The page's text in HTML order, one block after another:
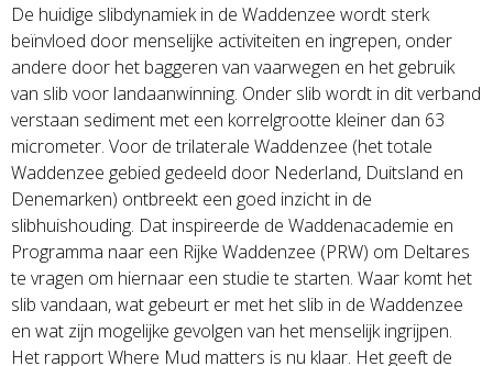
De huidige slibdynamiek in de Waddenzee wordt sterk
beïnvloed door menselijke activiteiten en ingrepen, onder
andere door het baggeren van vaarwegen en het gebruik
van slib voor landaanwinning. Onder slib wordt in dit verband
verstaan sediment met een korrelgrootte kleiner dan 63
micrometer. Voor de trilaterale Waddenzee (het totale
Waddenzee gebied gedeeld door Nederland, Duitsland en
Denemarken) ontbreekt een goed inzicht in de
slibhuishouding. Dat inspireerde de Waddenacademie en
Programma naar een Rijke Waddenzee (PRW) om Deltares
te vragen om hiernaar een studie te starten. Waar komt het
slib vandaan, wat gebeurt er met het slib in de Waddenzee
en wat zijn mogelijke gevolgen van het menselijk ingrijpen.
Het rapport Where Mud matters is nu klaar. Het geeft de